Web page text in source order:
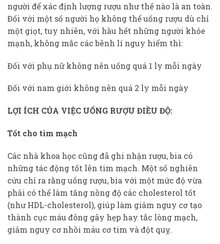
người để xác định lượng rượu như thế nào là an toàn.
Đối với một số người họ không thể uống rượu dù chỉ
một giọt, tuy nhiên, với hầu hết những người khỏe
mạnh, không mắc các bênh lí nguy hiểm thì:
Đối với phụ nữ không nên uống quá 1 ly mỗi ngày
Đối với nam giới không nên quá 2 ly mỗi ngày
LỢI ÍCH CỦA VIỆC UỐNG RƯỢU ĐIỀU ĐỘ:
Tốt cho tim mạch
Các nhà khoa học cũng đã ghi nhận rượu, bia có
những tác động tốt lên tim mạch. Một số nghiên
cứu chỉ ra rằng uống rượu, bia với một mức độ vừa
phải có thể làm tăng nồng độ các cholesterol tốt
(như HDL-cholesterol), giúp làm giảm nguy cơ tạo
thành cục máu đông gây hẹp hay tắc lòng mạch,
giảm nguy cơ nhồi máu cơ tim và đột quỵ.